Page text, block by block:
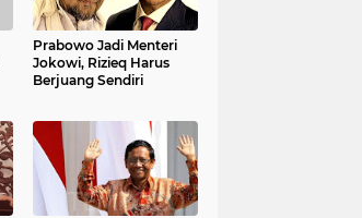
Prabowo Jadi Menteri
Jokowi, Rizieq Harus
Berjuang Sendiri